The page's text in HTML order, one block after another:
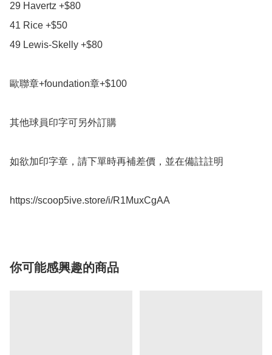
29 Havertz +$80
41 Rice +$50
49 Lewis-Skelly +$80
歐聯章+foundation章+$100
其他球員印字可另外訂購
如欲加印字章，請下單時再補差價，並在備註註明
你可能感興趣的商品